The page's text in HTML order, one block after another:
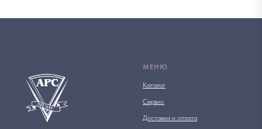
МЕНЮ
Каталог
Сервис
Доставка и оплата